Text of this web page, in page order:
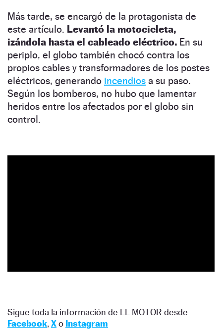
Más tarde, se encargó de la protagonista de
este artículo. Levantó la motocicleta,
izándola hasta el cableado eléctrico. En su
periplo, el globo también chocó contra los
propios cables y transformadores de los postes
eléctricos, generando incendios a su paso.
Según los bomberos, no hubo que lamentar
heridos entre los afectados por el globo sin
control.
Sigue toda la información de EL MOTOR desde
Facebook, Xo Instagram